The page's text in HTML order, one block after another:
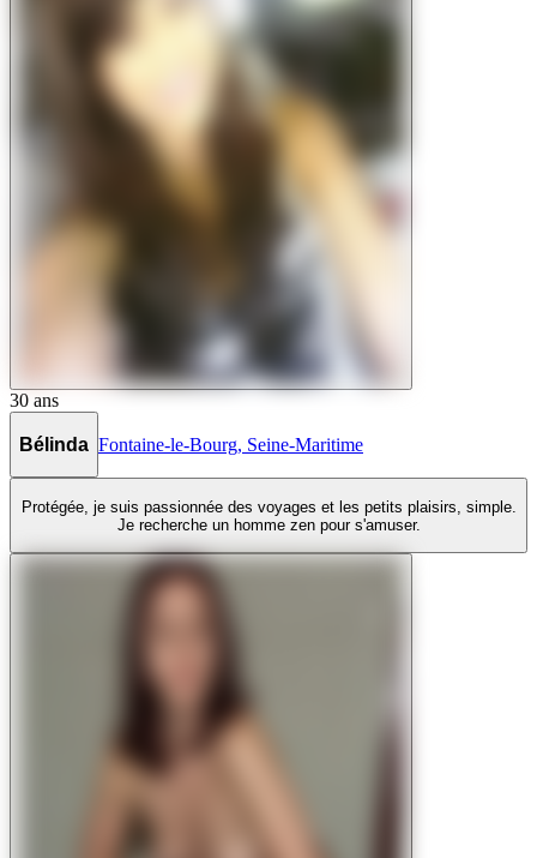
30 ans
Bélinda Fontaine-le-Bourg, Seine-Maritime
Protégée, je suis passionnée des voyages et les petits plaisirs, simple.
Je recherche un homme zen pour s'amuser.